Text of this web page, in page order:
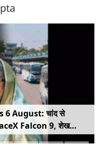
6 August: चांद से
Falcon 9, शेख
वापसी का ऐलान, MP में बस